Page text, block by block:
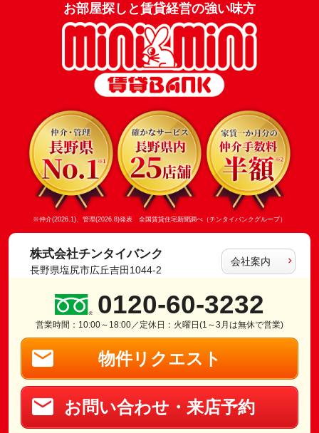
お部屋探しと賃貸経営の強い味方
※仲介(2026.1)、管理(2026.8)発表 全国賃貸住宅新聞調べ（チンタイバンクグループ）
株式会社チンタイバンク
長野県塩尻市広丘吉田1044-2
会社案内
0120-60-3232
営業時間：10:00～18:00／定休日：火曜日(1～3月は無休で営業)
物件リクエスト
お問い合わせ・来店予約